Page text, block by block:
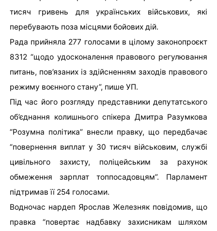
тисяч гривень для українських військових, які
перебувають поза місцями бойових дій.
Рада прийняла 277 голосами в цілому законопроєкт
8312 “щодо удосконалення правового регулювання
питань, пов’язаних із здійсненням заходів правового
режиму воєнного стану”, пише УП.
Під час його розгляду представники депутатського
об’єднання колишнього спікера Дмитра Разумкова
“Розумна політика” внесли правку, що передбачає
“повернення виплат у 30 тисяч військовим, службі
цивільного захисту, поліцейським за рахунок
обмеження зарплат топпосадовцям”. Парламент
підтримав її 254 голосами.
Водночас нардеп Ярослав Железняк повідомив, що
правка “повертає надбавку захисникам шляхом